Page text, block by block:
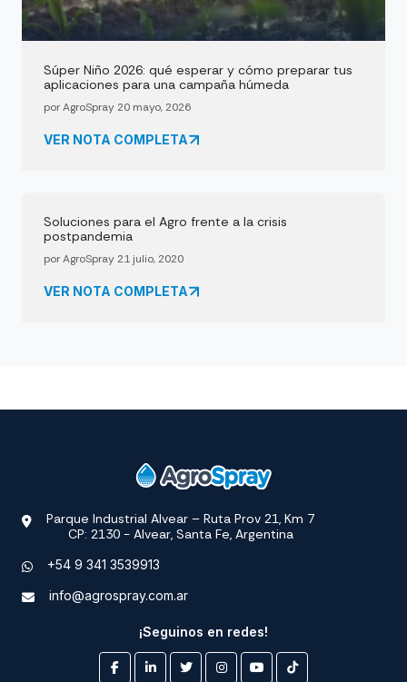
Súper Niño 2026: qué esperar y cómo preparar tus
aplicaciones para una campaña húmeda
por AgroSpray 20 mayo, 2026
VER NOTA COMPLETA
Soluciones para el Agro frente a la crisis
postpandemia
por AgroSpray 21 julio, 2020
VER NOTA COMPLETA
Parque Industrial Alvear – Ruta Prov 21, Km 7
CP: 2130 - Alvear, Santa Fe, Argentina
+54 9 341 3539913
info@agrospray.com.ar
¡Seguinos en redes!